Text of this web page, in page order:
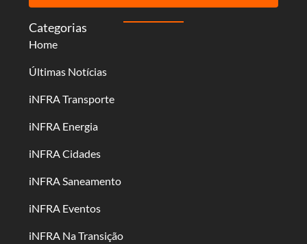
Categorias
Home
Últimas Notícias
iNFRA Transporte
iNFRA Energia
iNFRA Cidades
iNFRA Saneamento
iNFRA Eventos
iNFRA Na Transição